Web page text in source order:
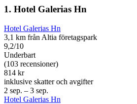
1. Hotel Galerias Hn
Hotel Galerias Hn
3,1 km från Altia företagspark
9,2/10
Underbart
(103 recensioner)
814 kr
inklusive skatter och avgifter
2 sep. – 3 sep.
Hotel Galerias Hn